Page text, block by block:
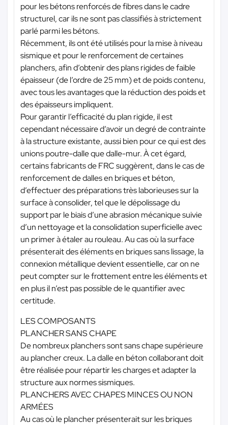
pour les bétons renforcés de fibres dans le cadre
structurel, car ils ne sont pas classifiés à strictement
parlé parmi les bétons.
Récemment, ils ont été utilisés pour la mise à niveau
sismique et pour le renforcement de certaines
planchers, afin d’obtenir des plans rigides de faible
épaisseur (de l’ordre de 25 mm) et de poids contenu,
avec tous les avantages que la réduction des poids et
des épaisseurs impliquent.
Pour garantir l’efficacité du plan rigide, il est
cependant nécessaire d’avoir un degré de contrainte
à la structure existante, aussi bien pour ce qui est des
unions poutre-dalle que dalle-mur. À cet égard,
certains fabricants de FRC suggèrent, dans le cas de
renforcement de dalles en briques et béton,
d’effectuer des préparations très laborieuses sur la
surface à consolider, tel que le dépolissage du
support par le biais d’une abrasion mécanique suivie
d’un nettoyage et la consolidation superficielle avec
un primer à étaler au rouleau. Au cas où la surface
présenterait des éléments en briques sans lissage, la
connexion métallique devient essentielle, car on ne
peut compter sur le frottement entre les éléments et
en plus il n’est pas possible de le quantifier avec
certitude.
LES COMPOSANTS
PLANCHER SANS CHAPE
De nombreux planchers sont sans chape supérieure
au plancher creux. La dalle en béton collaborant doit
être réalisée pour répartir les charges et adapter la
structure aux normes sismiques.
PLANCHERS AVEC CHAPES MINCES OU NON
ARMÉES
Au cas où le plancher présenterait sur les briques